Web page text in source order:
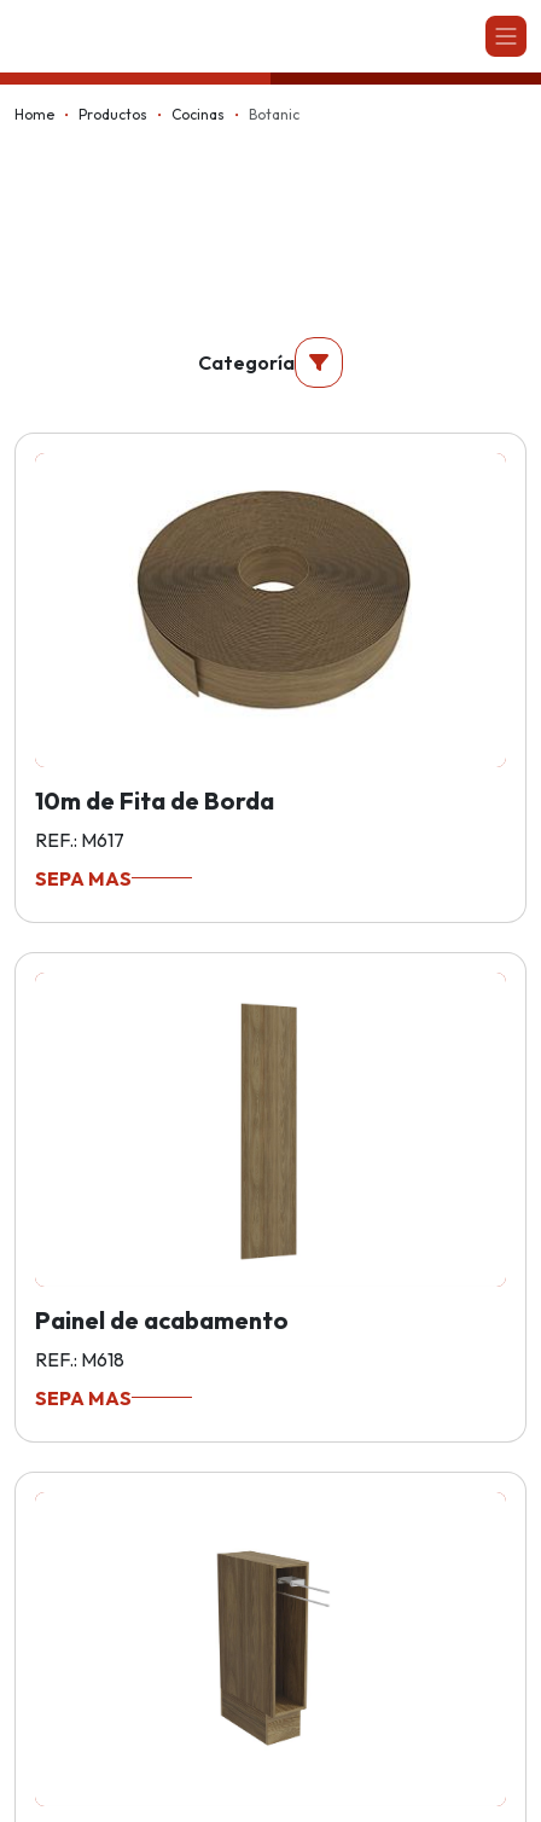
Home Productos Cocinas Botanic
Categoría
10m de Fita de Borda
REF.: M617
SEPA MAS
Painel de acabamento
REF.: M618
SEPA MAS